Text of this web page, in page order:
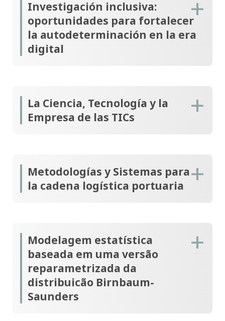
Investigación inclusiva:
oportunidades para fortalecer
la autodeterminación en la era
digital
La Ciencia, Tecnología y la
Empresa de las TICs
Metodologías y Sistemas para
la cadena logística portuaria
Modelagem estatística
baseada em uma versão
reparametrizada da
distribuicão Birnbaum-
Saunders